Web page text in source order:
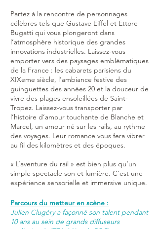
Partez à la rencontre de personnages
célèbres tels que Gustave Eiffel et Ettore
Bugatti qui vous plongeront dans
l’atmosphère historique des grandes
innovations industrielles. Laissez-vous
emporter vers des paysages emblématiques
de la France : les cabarets parisiens du
XIXeme siècle, l’ambiance festive des
guinguettes des années 20 et la douceur de
vivre des plages ensoleillées de Saint-
Tropez. Laissez-vous transporter par
l’histoire d’amour touchante de Blanche et
Marcel, un amour né sur les rails, au rythme
des voyages. Leur romance vous fera vibrer
au fil des kilomètres et des époques.
« L’aventure du rail » est bien plus qu’un
simple spectacle son et lumière. C’est une
expérience sensorielle et immersive unique.
​Parcours du metteur en scène :
Julien Clugéry a façonné son talent pendant
10 ans au sein de grands diffuseurs